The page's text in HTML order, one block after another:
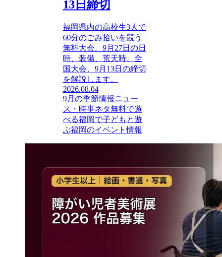
13日締切
福岡県内の高校生3人で
60分のごみ拾いを競う
無料大会。9月27日の日
時、装備、荒天時、全
国大会、9月13日の締切
を解説します。
2026.08.04
9月の季節情報ニュー
ス・時事ネタ無料で遊
べる福岡で子どもと遊
ぶ福岡のイベント情報